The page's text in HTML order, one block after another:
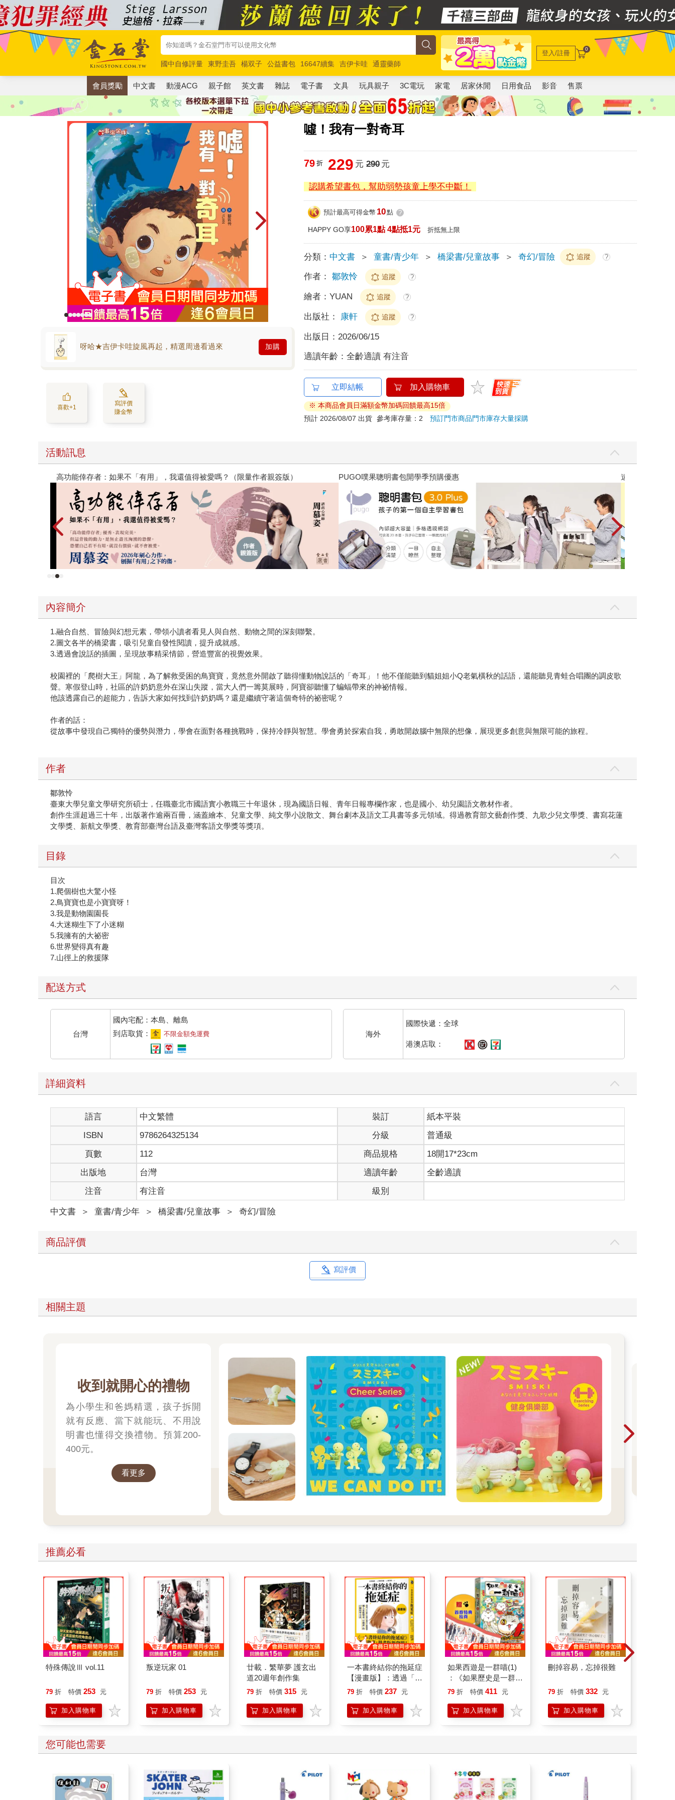
國中自修評量 東野圭吾 楊双子 公益書包 16647續集 吉伊卡哇
通靈藥師
唯紅花綻放
奧德賽 路邊攤新作 馬斯克 玩具總動員5 超慢跑
登入/註冊 0
會員獎勵 中文書 動漫ACG 親子館 英文書 雜誌 電子書 文具 玩具親子 3C電玩 家電 居家休閒 日用食品 影音 售票
噓！我有一對奇耳
呀哈★吉伊卡哇旋風再起，精選周邊看過來 加購
喜歡+1
寫評價
賺金幣
79 折 229 元 290元
認購希望書包，幫助弱勢孩童上學不中斷！
預計最高可得金幣 10點 ?
HAPPY GO享100累1點 4點抵1元 折抵無上限
分類： 中文書 ＞ 童書/青少年 ＞ 橋梁書/兒童故事 ＞ 奇幻/冒險 追蹤 ?
作者： 鄒敦怜 追蹤 ?
繪者：YUAN 追蹤 ?
出版社： 康軒 追蹤 ?
出版日： 2026/06/15
適讀年齡：全齡適讀 有注音
立即結帳 加入購物車
※ 本商品會員日滿額金幣加碼回饋最高15倍
預計 2026/08/07 出貨 參考庫存量：2預訂門市商品門市庫存大量採購
活動訊息
高功能倖存者：如果不「有用」，我還值得被愛嗎？（限量作者親簽版） PUGO噗果聰明書包開學季預購優惠 遠流童書展75折
內容簡介
1.融合自然、冒險與幻想元素，帶領小讀者看見人與自然、動物之間的深刻聯繫。
2.圖文各半的橋梁書，吸引兒童自發性閱讀，提升成就感。
3.透過會說話的插圖，呈現故事精采情節，營造豐富的視覺效果。
校園裡的「爬樹大王」阿龍，為了解救受困的鳥寶寶，竟然意外開啟了聽得懂動物說話的「奇耳」！他不僅能聽到貓姐姐小Q老氣橫秋的話語，還能聽見青蛙合唱團的調皮歌
聲。寒假登山時，社區的許奶奶意外在深山失蹤，當大人們一籌莫展時，阿寶卻聽懂了蝙蝠帶來的神祕情報。
他該透露自己的超能力，告訴大家如何找到許奶奶嗎？還是繼續守著這個奇特的祕密呢？
作者的話：
從故事中發現自己獨特的優勢與潛力，學會在面對各種挑戰時，保持冷靜與智慧。學會勇於探索自我，勇敢開啟腦中無限的想像，展現更多創意與無限可能的旅程。
作者
鄒敦怜
臺東大學兒童文學研究所碩士，任職臺北市國語實小教職三十年退休，現為國語日報、青年日報專欄作家，也是國小、幼兒園語文教材作者。
創作生涯超過三十年，出版著作逾兩百冊，涵蓋繪本、兒童文學、純文學小說散文、舞台劇本及語文工具書等多元領域。得過教育部文藝創作獎、九歌少兒文學獎、書寫花蓮
文學獎、新航文學獎、教育部臺灣台語及臺灣客語文學獎等獎項。
目錄
目次
1.爬個樹也大驚小怪
2.鳥寶寶也是小寶寶呀！
3.我是動物園園長
4.大迷糊生下了小迷糊
5.我擁有的大祕密
6.世界變得真有趣
7.山徑上的救援隊
配送方式
台灣
國內宅配：本島、離島
到店取貨：
不限金額免運費 海外
國際快遞：全球
港澳店取：
詳細資料
語言 中文繁體 裝訂
紙本平裝
ISBN
9786264325134 分級
普通級
頁數
112 商品規格
18開17*23cm
出版地
台灣 適讀年齡
全齡適讀
注音
有注音 級別
中文書 ＞ 童書/青少年 ＞ 橋梁書/兒童故事 ＞ 奇幻/冒險
商品評價
寫評價
相關主題
收到就開心的禮物
為小學生和爸媽精選，孩子拆開
就有反應、當下就能玩、不用說
明書也懂得交換禮物。預算200-
400元。
看更多
推薦必看
特殊傳說Ⅲ vol.11
79 折 特價 253 元
加入購物車
叛逆玩家 01
79 折 特價 253 元
加入購物車
廿載．繁華夢 護玄出
道20週年創作集
79 折 特價 315 元
加入購物車
一本書終結你的拖延症
【漫畫版】：透過「小
行動」打開大腦的行動
「行動派」的37個科
學方法
79 折 特價 237 元
加入購物車
如果西遊是一群喵(1)
：《如果歷史是一群
喵》作者最新力作，附
79 折 特價 411 元
加入購物車
刪掉容易，忘掉很難
79 折 特價 332 元
加入購物車
您可能也需要